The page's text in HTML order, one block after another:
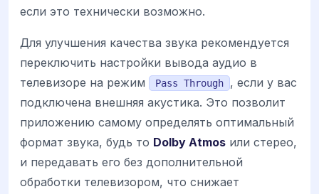
если это технически возможно.
Для улучшения качества звука рекомендуется
переключить настройки вывода аудио в
телевизоре на режим
Pass Through
, если у вас
подключена внешняя акустика. Это позволит
приложению самому определять оптимальный
формат звука, будь то Dolby Atmos или стерео,
и передавать его без дополнительной
обработки телевизором, что снижает